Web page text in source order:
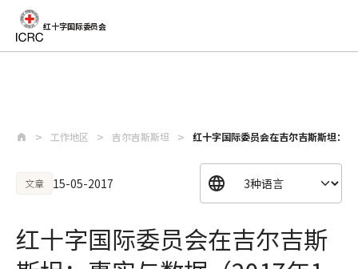
红十字国际委员会
工作地区 吉尔吉斯斯坦 红十字国际委员会在吉尔吉斯斯坦：
文章 15-05-2017
红十字国际委员会在吉尔吉斯